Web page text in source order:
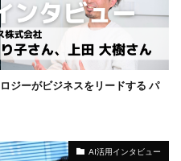
ジーがビジネスをリードする パ
AI活用インタビュー